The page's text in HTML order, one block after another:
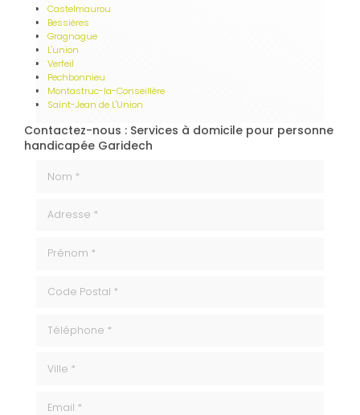
Castelmaurou
Bessières
Gragnague
L'union
Verfeil
Pechbonnieu
Montastruc-la-Conseillère
Saint-Jean de L'Union
Contactez-nous : Services à domicile pour personne
handicapée Garidech